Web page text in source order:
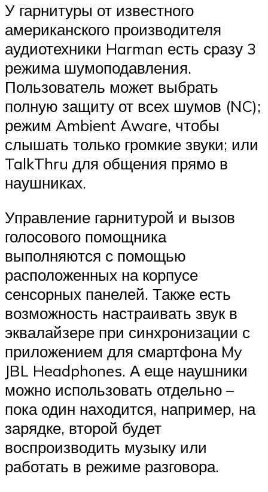
У гарнитуры от известного
американского производителя
аудиотехники Harman есть сразу 3
режима шумоподавления.
Пользователь может выбрать
полную защиту от всех шумов (NC);
режим Ambient Aware, чтобы
слышать только громкие звуки; или
TalkThru для общения прямо в
наушниках.
Управление гарнитурой и вызов
голосового помощника
выполняются с помощью
расположенных на корпусе
сенсорных панелей. Также есть
возможность настраивать звук в
эквалайзере при синхронизации с
приложением для смартфона My
JBL Headphones. А еще наушники
можно использовать отдельно –
пока один находится, например, на
зарядке, второй будет
воспроизводить музыку или
работать в режиме разговора.